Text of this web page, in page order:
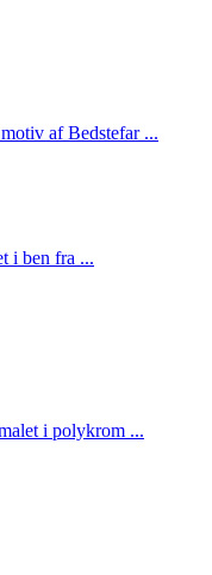
af Bedstefar ...
i ben fra ...
i polykrom ...